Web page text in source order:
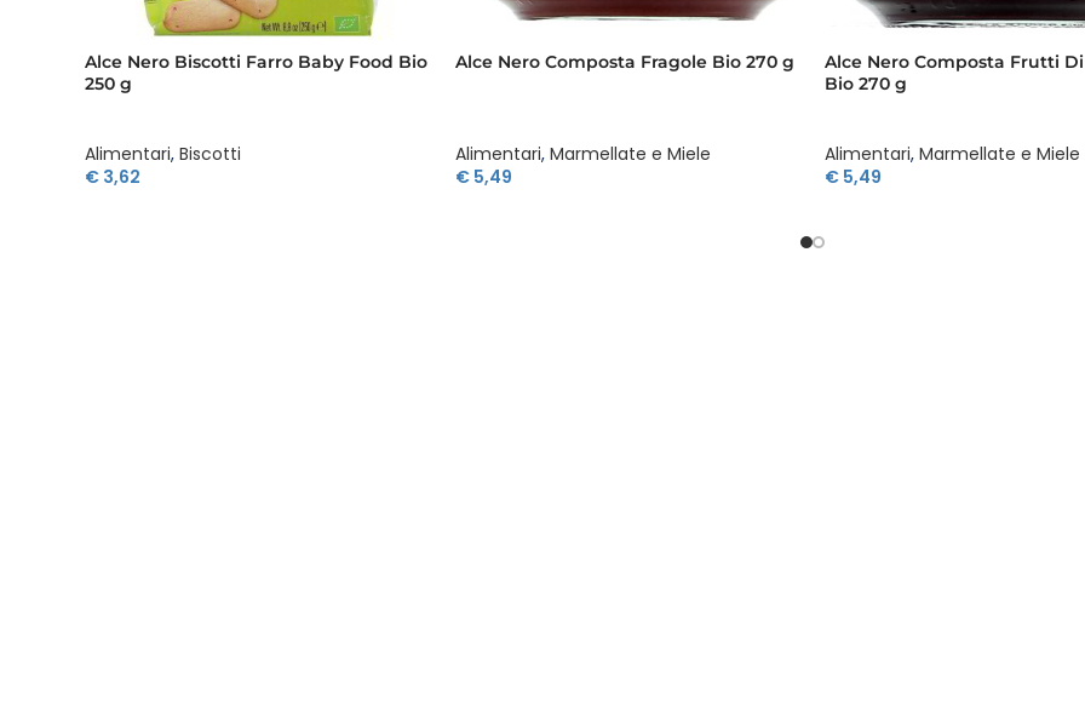
Alce Nero Biscotti Farro Baby Food Bio
250 g
Alimentari, Biscotti
€ 3,62
Alce Nero Composta Fragole Bio 270 g
Alimentari, Marmellate e Miele
€5,49
Alce Nero Composta Frutti
Bio 270 g
Alimentari, Marmellate e Miele
€ 5,49